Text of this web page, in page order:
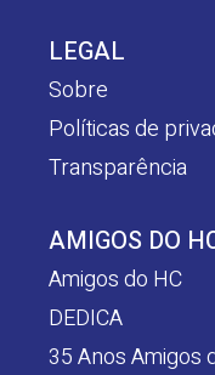
LEGAL
Sobre
Políticas de
Transparência
AMIGOS DO
Amigos do HC
DEDICA
35 Anos Amigos